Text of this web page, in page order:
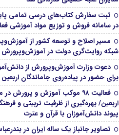
ثبت سفارش کتاب‌های درسی تمامی
در سامانه فروش و توزیع مواد آموزشی
مسیر اصلاح و توسعه کشور از
شبکه روایت‌‌گری دولت در
دعوت وزارت آموزش‌وپرورش از
برای حضور در پیاده‌روی جاماندگان اربعین
فعالیت ۹۸ موکب آموزش و پرورش
اربعین/ بهره‌گیری از ظرفیت تربیتی و
پیوند دانش‌آموزان با قرآن و عترت
تصاویر جانباز یک ساله ایران در